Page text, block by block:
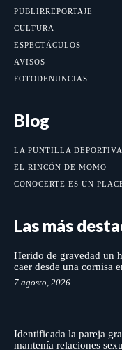
PUBLIRREPORTAJE
CULTURA
ESPECTÁCULOS
AVISOS
FOTODENUNCIAS
Blog
LA PUNTILLA DEPORTIVA
EL RINCÓN DE MOMO
CONOCERTE ES UN
Las más
Herido de gravedad un
caer desde una cornisa
7 agosto, 2026
Identificada la pareja
mantenía relaciones